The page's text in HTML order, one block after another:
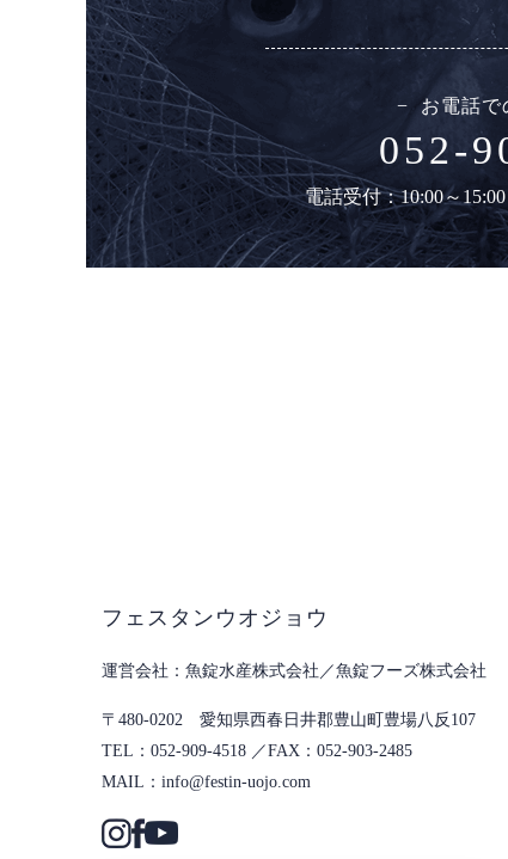
お電話で
052-
電話受付：10:00～
フェスタンウオジョウ
魚錠水産株式会社／魚錠フーズ株式会社
〒480-0202 愛知県西春日井郡豊山町豊場八反107
052-909-4518
052-903-2485
info@festin-uojo.com